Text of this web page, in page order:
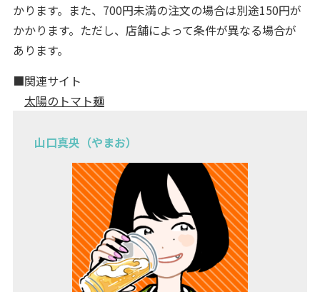
かります。また、700円未満の注文の場合は別途150円が
かかります。ただし、店舗によって条件が異なる場合が
あります。
■関連サイト
太陽のトマト麺
山口真央（やまお）